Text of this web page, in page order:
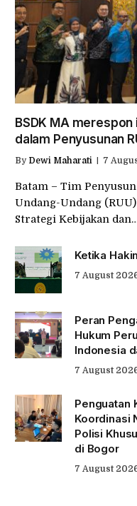
BSDK MA
dalam Penyusunan
By Dewi Maharati 7
Batam – Tim
Undang-Undang
Strategi Kebijakan
Ketika
7 August
Peran
Hukum
Indonesia
7 August 2026
Penguatan
Koordinasi
Polisi
di Bogor
7 August